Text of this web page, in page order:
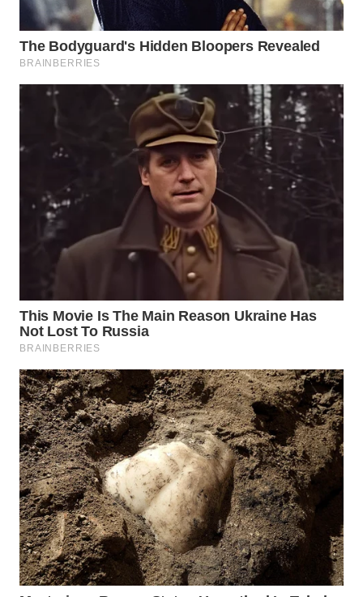
WN
SURABAYA
NATUNA
BINTAN
WN
MANDALIKA
WN
WN
LABUANBAJO
WN
BORNEO
Wahana
Media
Group
WAHANA
NEWS
WAHANA
TANI